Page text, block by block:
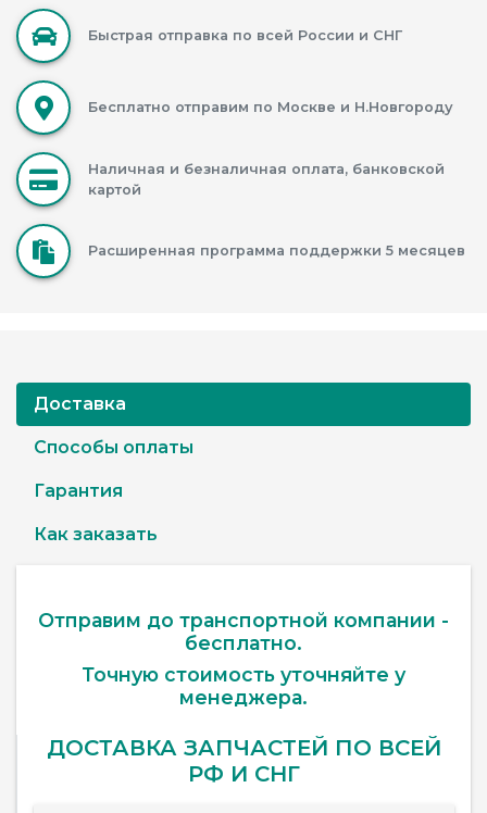
Быстрая отправка по всей России и СНГ
Бесплатно отправим по Москве и Н.Новгороду
Наличная и безналичная оплата, банковской
картой
Расширенная программа поддержки 5 месяцев
Доставка
Способы оплаты
Гарантия
Как заказать
Отправим до транспортной компании -
бесплатно.
Точную стоимость уточняйте у
менеджера.
ДОСТАВКА ЗАПЧАСТЕЙ ПО ВСЕЙ
РФ И СНГ